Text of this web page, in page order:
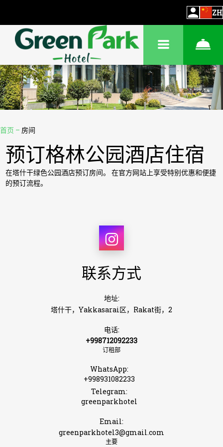
ZH
首页 – 房间
预订格林公园酒店住宿
在塔什干绿色公园酒店预订房间。 在官方网站上享受特别优惠和便捷
的预订流程。
联系方式
地址:
塔什干，Yakkasarai区，Rakat街，2
电话:
+998712092233
订租部
WhatsApp:
+998931082233
Telegram:
greenparkhotel
Email:
greenparkhotel3@gmail.com
主要